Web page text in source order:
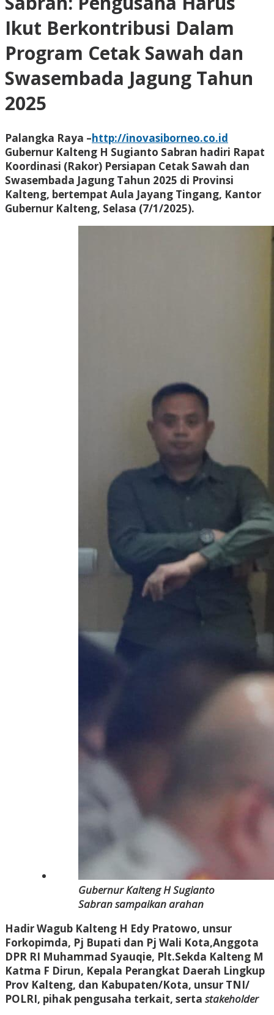
Ikut Berkontribusi Dalam
Program Cetak Sawah dan
Swasembada Jagung Tahun
2025
Palangka Raya –http://inovasiborneo.co.id
Gubernur Kalteng H Sugianto Sabran hadiri Rapat
Koordinasi (Rakor) Persiapan Cetak Sawah dan
Swasembada Jagung Tahun 2025 di Provinsi
Kalteng, bertempat Aula Jayang Tingang, Kantor
Gubernur Kalteng, Selasa (7/1/2025).
Gubernur Kalteng H Sugianto
Sabran sampaikan arahan
Hadir Wagub Kalteng H Edy Pratowo, unsur
Forkopimda, Pj Bupati dan Pj Wali Kota,Anggota
DPR RI Muhammad Syauqie, Plt.Sekda Kalteng M
Katma F Dirun, Kepala Perangkat Daerah Lingkup
Prov Kalteng, dan Kabupaten/Kota, unsur TNI/
POLRI, pihak pengusaha terkait, serta stakeholder